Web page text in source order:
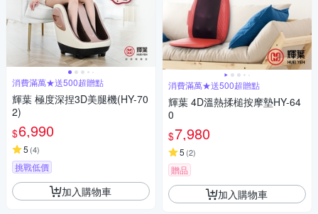
消費滿萬★送500超贈點
輝葉 極度深捏3D美腿機(HY-70
2)
$6,990
5 (4)
挑戰低價
加入購物車
消費滿萬★送500超贈點
輝葉 4D溫熱揉槌按摩墊HY-64
0
$7,980
5 (2)
贈品
加入購物車